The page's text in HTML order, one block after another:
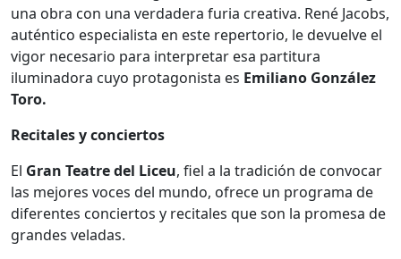
una obra con una verdadera furia creativa. René Jacobs,
auténtico especialista en este repertorio, le devuelve el
vigor necesario para interpretar esa partitura
iluminadora cuyo protagonista es Emiliano González
Toro.
Recitales y conciertos
El Gran Teatre del Liceu, fiel a la tradición de convocar
las mejores voces del mundo, ofrece un programa de
diferentes conciertos y recitales que son la promesa de
grandes veladas.